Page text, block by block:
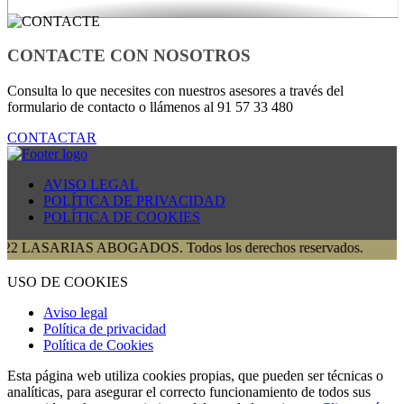
CONTACTE CON NOSOTROS
Consulta lo que necesites con nuestros asesores a través del
formulario de contacto o llámenos al 91 57 33 480
CONTACTAR
AVISO LEGAL
POLÍTICA DE PRIVACIDAD
POLÍTICA DE COOKIES
ABOGADOS. Todos los derechos reservados.
USO DE COOKIES
Aviso legal
Política de privacidad
Política de Cookies
Esta página web utiliza cookies propias, que pueden ser técnicas o
analíticas, para asegurar el correcto funcionamiento de todos sus